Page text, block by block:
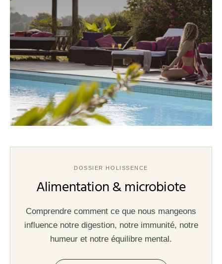
DOSSIER HOLISSENCE
Alimentation & microbiote
Comprendre comment ce que nous mangeons
influence notre digestion, notre immunité, notre
humeur et notre équilibre mental.